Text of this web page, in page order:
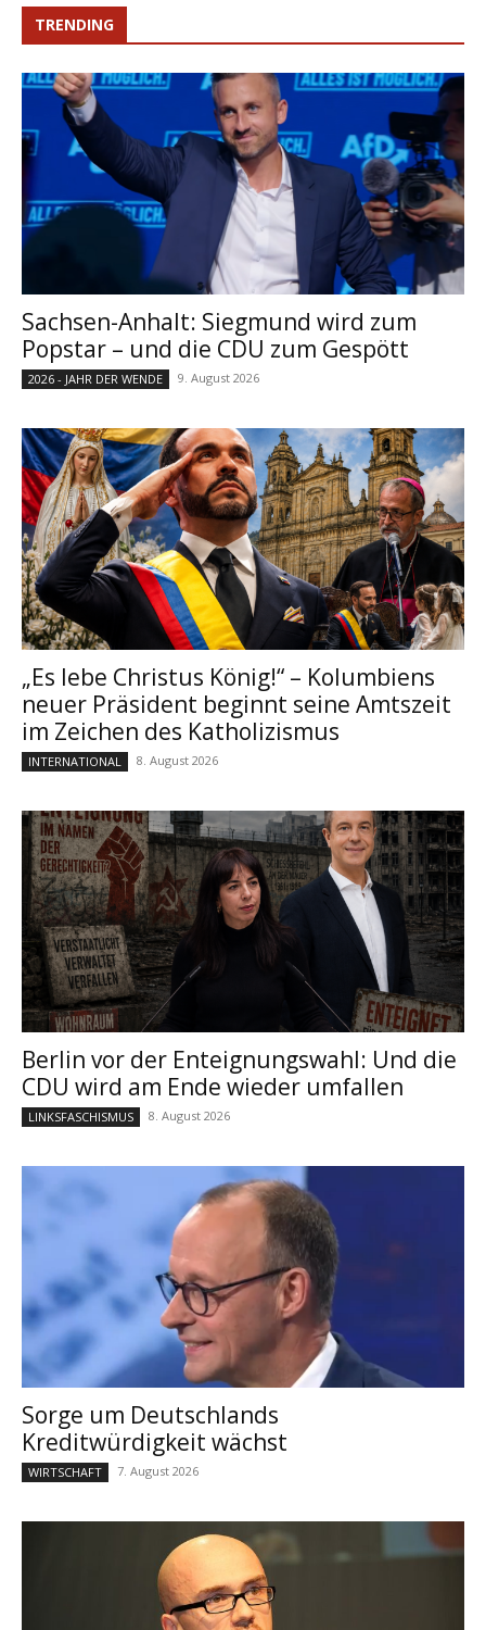
TRENDING
Sachsen-Anhalt: Siegmund wird zum
Popstar – und die CDU zum Gespött
2026 - JAHR DER WENDE 9. August 2026
„Es lebe Christus König!“ – Kolumbiens
neuer Präsident beginnt seine Amtszeit
im Zeichen des Katholizismus
INTERNATIONAL 8. August 2026
Berlin vor der Enteignungswahl: Und die
CDU wird am Ende wieder umfallen
LINKSFASCHISMUS 8. August 2026
Sorge um Deutschlands
Kreditwürdigkeit wächst
WIRTSCHAFT 7. August 2026